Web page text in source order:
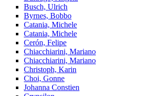
Busch, Ulrich
Byrnes, Bobbo
Catania, Michele
Catania, Michele
Cerón, Felipe
Chiacchiarini, Mariano
Chiacchiarini, Mariano
Christoph, Karin
Choi, Gonne
Johanna Constien